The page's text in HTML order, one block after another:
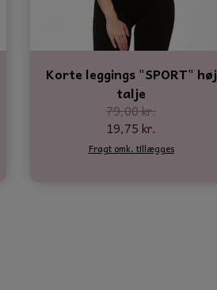
Korte leggings "SPORT" høj
talje
79,00 kr.
19,75 kr.
Fragt omk. tillægges